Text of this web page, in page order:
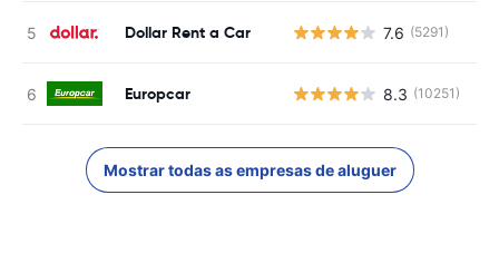
Dollar Rent a Car 7.6 (5291)
Europcar 8.3 (10251)
Mostrar todas as empresas de aluguer